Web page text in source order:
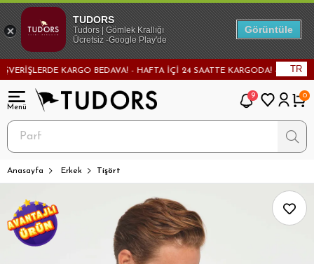
KARGO BEDAVA! - HAFTA İÇİ 24 SAATTE KARGODA! - TR
9 0
Anasayfa Erkek Tişört
TUDORS
Tudors | Gömlek Krallığı
Ücretsiz -Google Play'de
Görüntüle